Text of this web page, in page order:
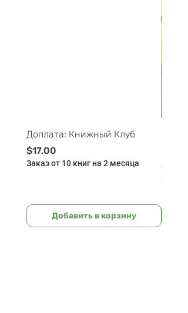
Доплата: Книжный Клуб
Цена
$17.00
Заказ от 10 книг на 2 месяца
Добавить в корзину
Цена
Заказ